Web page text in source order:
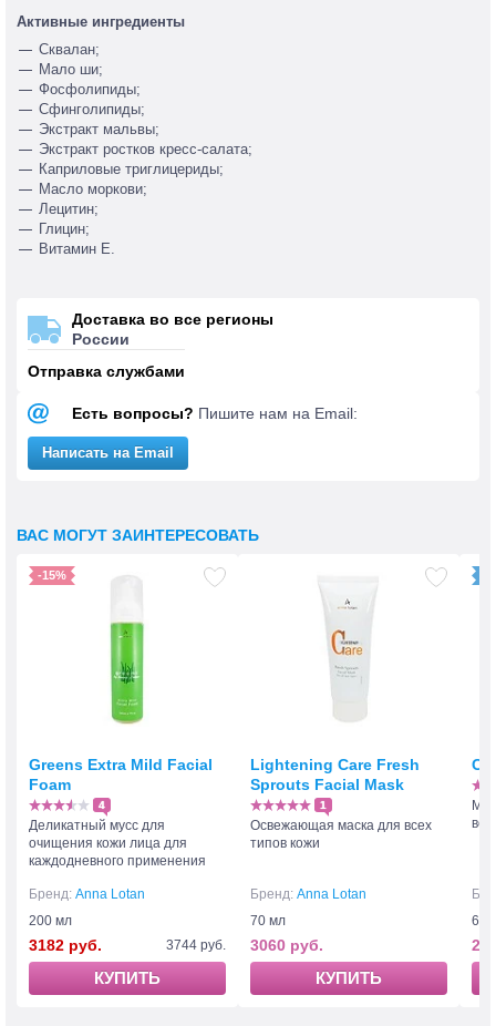
Активные ингредиенты
Сквалан;
Мало ши;
Фосфолипиды;
Сфинголипиды;
Экстракт мальвы;
Экстракт ростков кресс-салата;
Каприловые триглицериды;
Масло моркови;
Лецитин;
Глицин;
Витамин Е.
Доставка во все регионы
России
Отправка службами
Есть вопросы? Пишите нам на Email:
Написать на Email
ВАС МОГУТ ЗАИНТЕРЕСОВАТЬ
Greens Extra Mild Facial
Foam
4
Деликатный мусс для
очищения кожи лица для
каждодневного применения
Бренд: Anna Lotan
-15%
200 мл
3182 руб. 3744 руб.
КУПИТЬ
Lightening Care Fresh
Sprouts Facial Mask
1
Освежающая маска для всех
типов кожи
Бренд: Anna Lotan
70 мл
3060 руб.
КУПИТЬ
60